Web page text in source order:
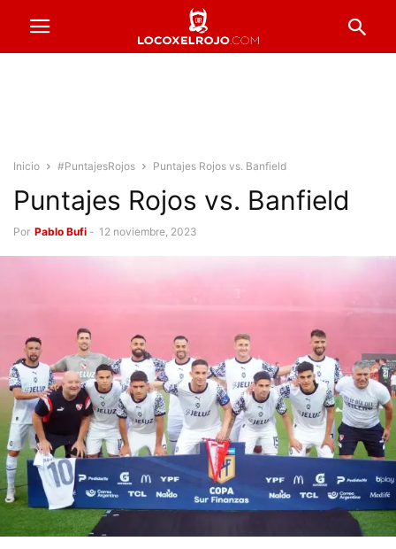
Inicio #PuntajesRojos Puntajes Rojos vs. Banfield
Puntajes Rojos vs. Banfield
Por Pablo Bufi - 12 noviembre, 2023